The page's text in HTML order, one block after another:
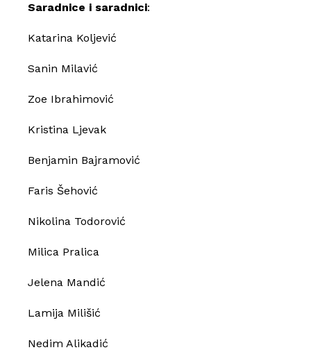
Saradnice i saradnici:
Katarina Koljević
Sanin Milavić
Zoe Ibrahimović
Kristina Ljevak
Benjamin Bajramović
Faris Šehović
Nikolina Todorović
Milica Pralica
Jelena Mandić
Lamija Milišić
Nedim Alikadić